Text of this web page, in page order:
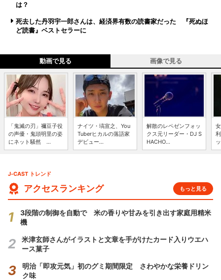
は？
死去した丹羽宇一郎さんは、経済界有数の読書家だった 『死ぬほ
ど読書』ベストセラーに
動画で見る 画像で見る
「鬼滅の刃」禰豆子役
の声優・鬼頭明里の姿
にネット騒然 ...
ナイツ・塙宣之、You
Tuberヒカルの落語家
デビュー...
解散のレペゼンフォッ
クス元リーダー・DJ S
HACHO...
J-CAST トレンド
アクセスランキング もっと見る
3段階の制御を自動で 米の香りや甘みを引き出す家庭用精米
機
米津玄師さんがイラストと文章を手がけたカード入りウエハ
ース菓子
明治「即攻元気」初のグミ期間限定 さわやかな栄養ドリン
ク味